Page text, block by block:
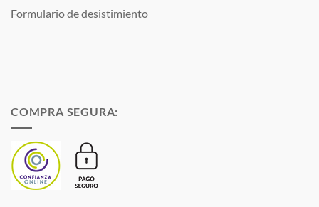
Formulario de desistimiento
COMPRA SEGURA: